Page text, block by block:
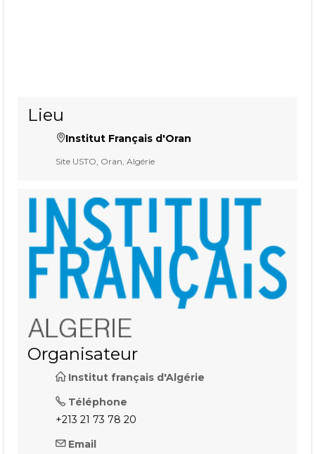
Lieu
Institut Français d'Oran
Site USTO, Oran, Algérie
Organisateur
Institut français d'Algérie
Téléphone
+213 21 73 78 20
Email